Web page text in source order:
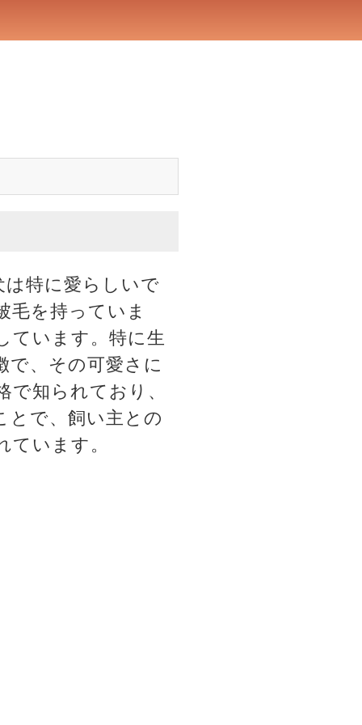
は特に愛らしいで
毛を持っていま
ています。特に生
で、その可愛さに
知られており、
とで、飼い主との
います。